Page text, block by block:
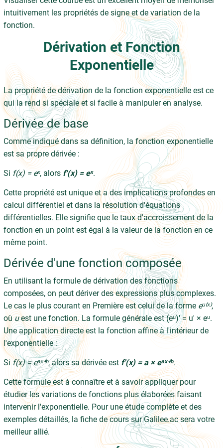
intuitivement les propriétés de signe et de variation de la
fonction.
Dérivation et Fonction
Exponentielle
La propriété de dérivation de la fonction exponentielle est ce
qui la rend si spéciale et si facile à manipuler en analyse.
Dérivée de base
Comme indiqué dans sa définition, la fonction exponentielle
est sa propre dérivée :
Si f(x) = eˣ, alors f'(x) = eˣ.
Cette propriété est unique et a des implications profondes en
calcul différentiel et dans la résolution d'équations
différentielles. Elle signifie que le taux d'accroissement de la
fonction en un point est égal à la valeur de la fonction en ce
même point.
Dérivée d'une fonction composée
En utilisant la formule de dérivation des fonctions
composées, on peut dériver des expressions plus complexes.
Le cas le plus courant en Première est celui de la forme eᵘ⁽ˣ⁾,
oùuest une fonction. La formule générale est (eᵘ)' = u' × eᵘ.
Une application directe est la fonction affine à l'intérieur de
l'exponentielle :
Sif(x) = eᵃˣ⁺ᵇ, alors sa dérivée est f'(x) = a × eᵃˣ⁺ᵇ.
Cette formule est à connaître et à savoir appliquer pour
étudier les variations de fonctions plus élaborées faisant
intervenir l'exponentielle. Pour une étude complète et des
exemples détaillés, la fiche de cours sur Galilee.ac sera votre
meilleur allié.